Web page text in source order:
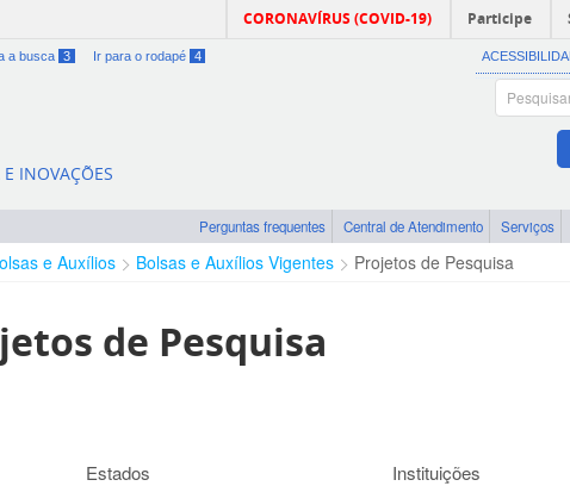
CORONAVÍRUS (COVID-19) Participe
a busca 3 Ir para o rodapé 4
INOVAÇÕES
Perguntas frequentes Central de Atendimento Serviços
e Auxílios Bolsas e Auxílios Vigentes Projetos de Pesquisa
de Pesquisa
Estados Instituições